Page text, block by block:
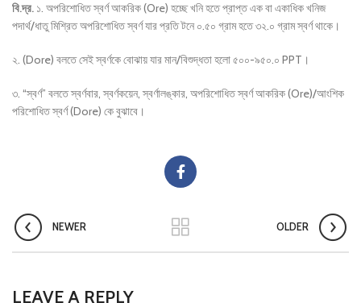
বি.দ্র. ১. অপরিশোধিত স্বর্ণ আকরিক (Ore) হচ্ছে খনি হতে প্রাপ্ত এক বা একাধিক খনিজ
পদার্থ/ধাতু মিশ্রিত অপরিশোধিত স্বর্ণ যার প্রতি টনে ০.৫০ গ্রাম হতে ৩২.০ গ্রাম স্বর্ণ থাকে।
২. (Dore) বলতে সেই স্বর্ণকে বোঝায় যার মান/বিশুদ্ধতা হলো ৫০০-৯৫০.০ PPT।
৩. “স্বর্ণ” বলতে স্বর্ণবার, স্বর্ণকয়েন, স্বর্ণালঙ্কার, অপরিশোধিত স্বর্ণ আকরিক (Ore)/আংশিক
পরিশোধিত স্বর্ণ (Dore) কে বুঝাবে।
NEWER OLDER
LEAVE A REPLY